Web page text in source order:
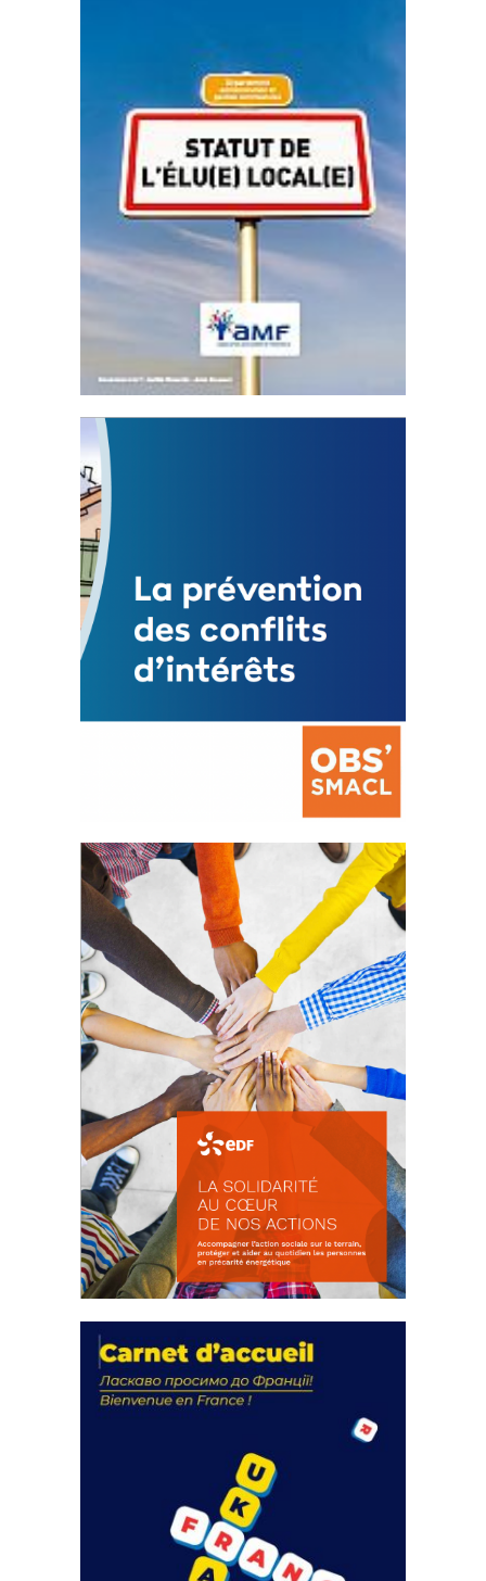
Statut de l’élu local
3 avril 2024
Mise à jour avril 2024
FEUILLETER
La prévention des conflits
d’intérêts
18 septembre 2023
FEUILLETER
actions
18 septembre 2023
FEUILLETER